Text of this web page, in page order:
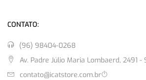
CONTATO:
(96) 98404-0268
Av. Padre Júlio Maria Lombaerd, 2491 -
contato@icatstore.com.br